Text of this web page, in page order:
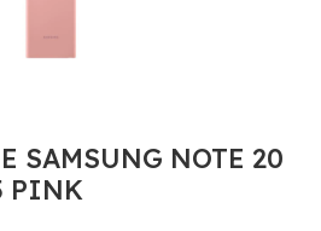
SAMSUNG NOTE 20
PINK